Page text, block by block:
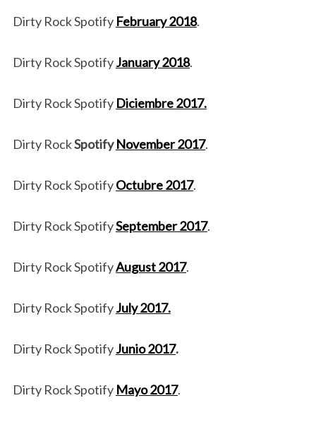
Dirty Rock Spotify February 2018.
Dirty Rock SpotifyJanuary 2018.
Dirty Rock Spotify Diciembre2017.
Dirty RockSpotify November 2017.
Dirty Rock SpotifyOctubre 2017.
Dirty Rock SpotifySeptember 2017.
Dirty Rock SpotifyAugust 2017.
Dirty Rock SpotifyJuly 2017.
Dirty Rock SpotifyJunio 2017.
Dirty Rock Spotify Mayo 2017.